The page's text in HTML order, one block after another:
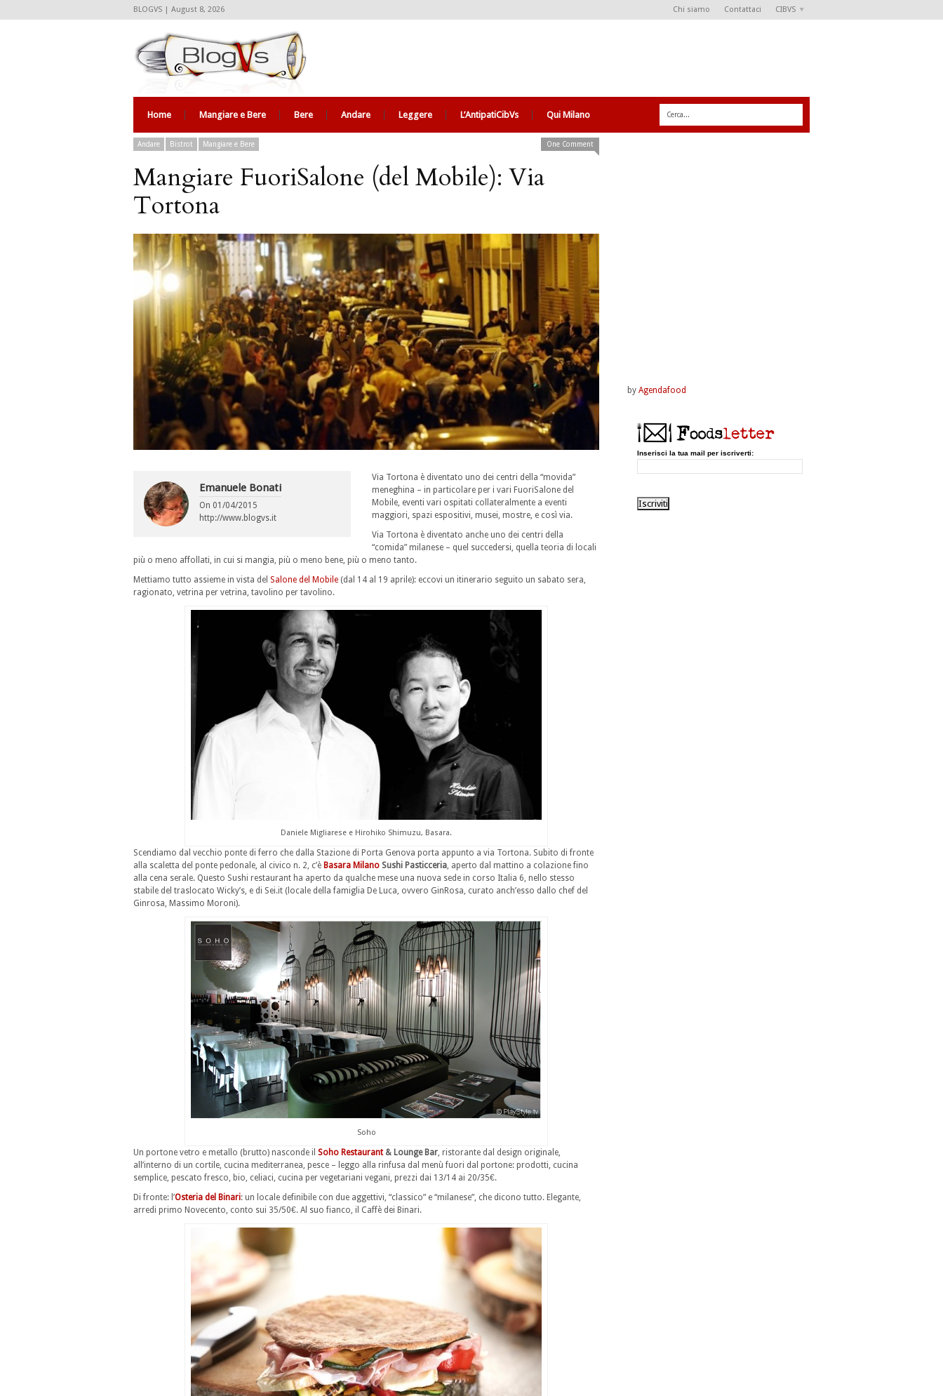
BLOGVS | August 8, 2026 Chi siamo Contattaci CIBVS
Home Mangiare e Bere Bere Andare Leggere L’AntipatiCibVs Qui Milano
Andare Bistrot Mangiare e Bere One Comment
Mangiare FuoriSalone (del Mobile): Via
Tortona
Emanuele Bonati
On 01/04/2015
http://www.blogvs.it
Via Tortona è diventato uno dei centri della “movida”
meneghina – in particolare per i vari FuoriSalone del
Mobile, eventi vari ospitati collateralmente a eventi
maggiori, spazi espositivi, musei, mostre, e così via.
Via Tortona è diventato anche uno dei centri della
“comida” milanese – quel succedersi, quella teoria di locali
più o meno affollati, in cui si mangia, più o meno bene, più o meno tanto.
Mettiamo tutto assieme in vista del Salone del Mobile (dal 14 al 19 aprile): eccovi un itinerario seguito un sabato sera,
ragionato, vetrina per vetrina, tavolino per tavolino.
Daniele Migliarese e Hirohiko Shimuzu, Basara.
Scendiamo dal vecchio ponte di ferro che dalla Stazione di Porta Genova porta appunto a via Tortona. Subito di fronte
alla scaletta del ponte pedonale, al civico n. 2, c’è Basara Milano Sushi Pasticceria, aperto dal mattino a colazione fino
alla cena serale. Questo Sushi restaurant ha aperto da qualche mese una nuova sede in corso Italia 6, nello stesso
stabile del traslocato Wicky’s, e di Sei.it (locale della famiglia De Luca, ovvero GinRosa, curato anch’esso dallo chef del
Ginrosa, Massimo Moroni).
Soho
Un portone vetro e metallo (brutto) nasconde il Soho Restaurant& Lounge Bar, ristorante dal design originale,
all’interno di un cortile, cucina mediterranea, pesce – leggo alla rinfusa dal menù fuori dal portone: prodotti, cucina
semplice, pescato fresco, bio, celiaci, cucina per vegetariani vegani, prezzi dai 13/14 ai 20/35€.
Di fronte: l’Osteria del Binari: un locale definibile con due aggettivi, “classico” e “milanese”, che dicono tutto. Elegante,
arredi primo Novecento, conto sui 35/50€. Al suo fianco, il Caffè dei Binari.
by Agendafood
Inserisci la tua mail per iscriverti: